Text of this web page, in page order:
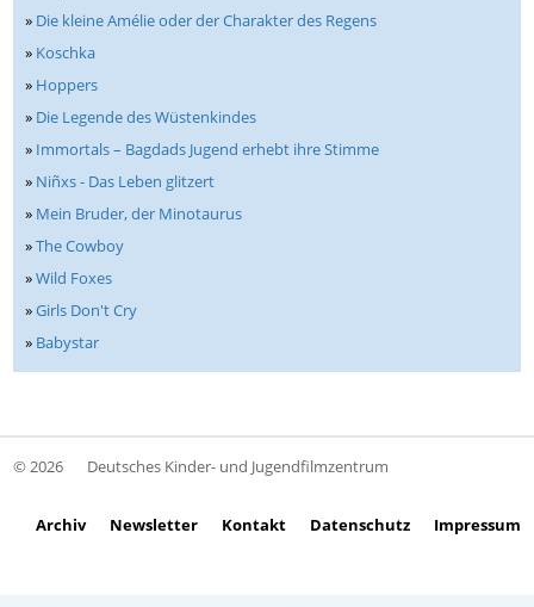
» Die kleine Amélie oder der Charakter des Regens
» Koschka
» Hoppers
» Die Legende des Wüstenkindes
» Immortals – Bagdads Jugend erhebt ihre Stimme
» Niñxs - Das Leben glitzert
» Mein Bruder, der Minotaurus
»The Cowboy
»Wild Foxes
»Girls Don't Cry
» Babystar
© 2026 Deutsches Kinder- und Jugendfilmzentrum
Archiv Newsletter Kontakt Datenschutz Impressum